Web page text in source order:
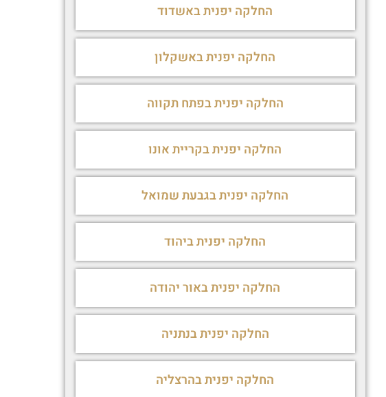
החלקה יפנית באשדוד
החלקה יפנית באשקלון
החלקה יפנית בפתח תקווה
החלקה יפנית בקריית אונו
החלקה יפנית בגבעת שמואל
החלקה יפנית ביהוד
החלקה יפנית באור יהודה
החלקה יפנית בנתניה
החלקה יפנית בהרצליה